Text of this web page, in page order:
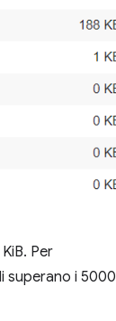
Per
superano i 5000